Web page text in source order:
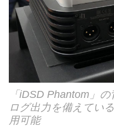
「iDSD Phantom」
ログ出力を備えてい
用可能